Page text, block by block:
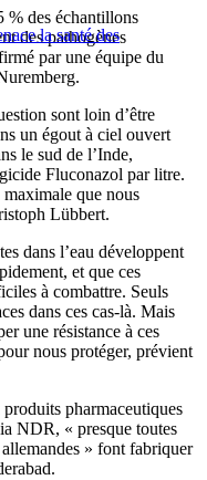
la santé des
% des échantillons
des pathogènes
par une équipe du
sont loin d’être
un égout à ciel ouvert
le sud de l’Inde,
Fluconazol par litre.
que nous
Lübbert.
dans l’eau développent
et que ces
à combattre. Seuls
dans ces cas-là. Mais
une résistance à ces
nous protéger, prévient
pharmaceutiques
NDR, « presque toutes
» font fabriquer